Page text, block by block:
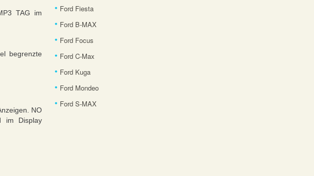
TAG im
begrenzte
NO
im Display
Ford Fiesta
Ford B-MAX
Ford Focus
Ford C-Max
Ford Kuga
Ford Mondeo
Ford S-MAX